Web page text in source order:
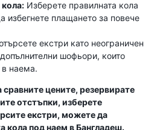
Изберете правилната кола
избегнете плащането за повече
екстри като неограничен
шофьори, които
наема.
цените, резервирате
отстъпки, изберете
екстри, можете да
кола под наем в Бангладеш.